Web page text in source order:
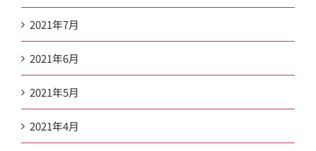
2021年7月
2021年6月
2021年5月
2021年4月